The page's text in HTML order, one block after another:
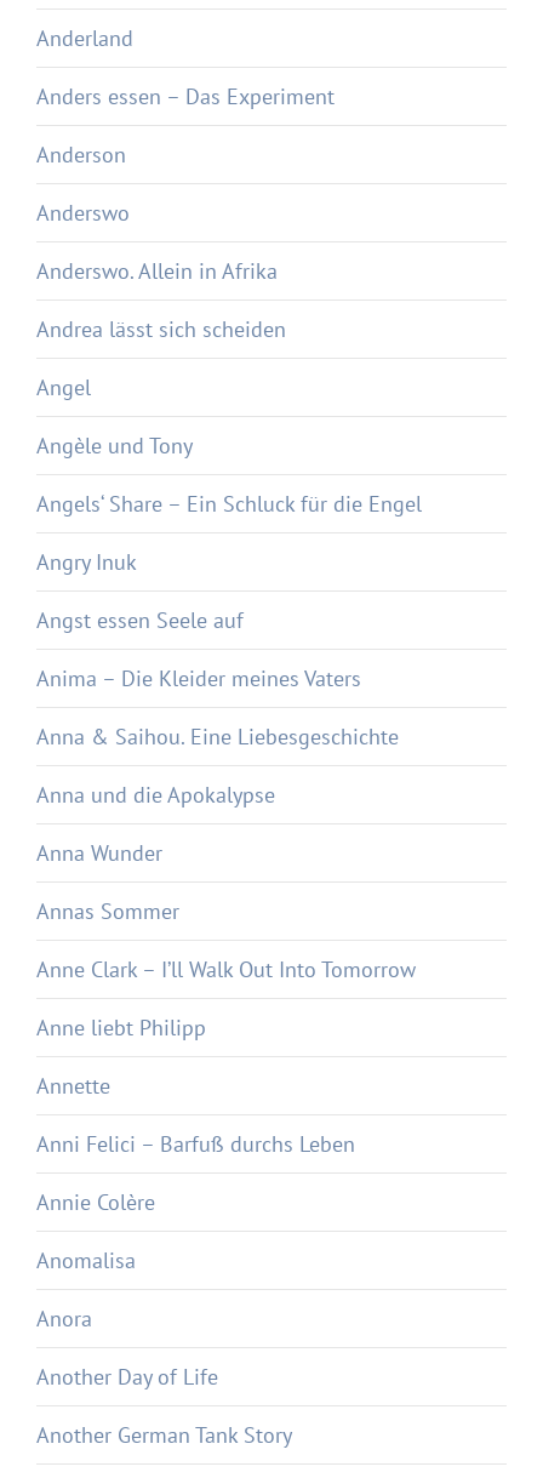
Anderland
Anders essen – Das Experiment
Anderson
Anderswo
Anderswo. Allein in Afrika
Andrea lässt sich scheiden
Angel
Angèle und Tony
Angels‘ Share – Ein Schluck für die Engel
Angry Inuk
Angst essen Seele auf
Anima – Die Kleider meines Vaters
Anna & Saihou. Eine Liebesgeschichte
Anna und die Apokalypse
Anna Wunder
Annas Sommer
Anne Clark – I’ll Walk Out Into Tomorrow
Anne liebt Philipp
Annette
Anni Felici – Barfuß durchs Leben
Annie Colère
Anomalisa
Anora
Another Day of Life
Another German Tank Story